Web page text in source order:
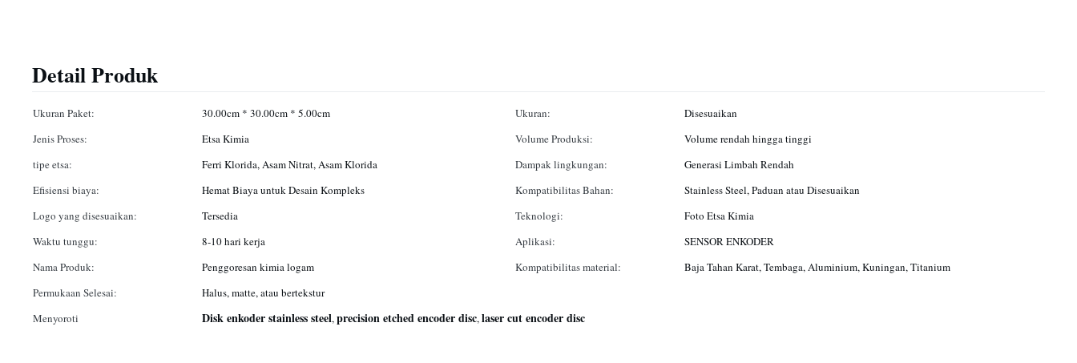
Detail Produk
Ukuran Paket: 30.00cm * 30.00cm * 5.00cm Ukuran:
Disesuaikan
Jenis Proses:
Etsa Kimia Volume Produksi:
Volume rendah hingga tinggi
tipe etsa:
Ferri Klorida, Asam Nitrat, Asam Klorida Dampak lingkungan:
Generasi Limbah Rendah
Efisiensi biaya:
Hemat Biaya untuk Desain Kompleks Kompatibilitas Bahan:
Stainless Steel, Paduan atau Disesuaikan
Logo yang disesuaikan:
Tersedia Teknologi:
Foto Etsa Kimia
Waktu tunggu:
8-10 hari kerja Aplikasi:
SENSOR ENKODER
Nama Produk:
Penggoresan kimia logam Kompatibilitas material:
Baja Tahan Karat, Tembaga, Aluminium, Kuningan, Titanium
Permukaan Selesai:
Halus, matte, atau bertekstur
Menyoroti
Disk enkoder stainless steel,precision etched encoder disc,laser cut encoder disc